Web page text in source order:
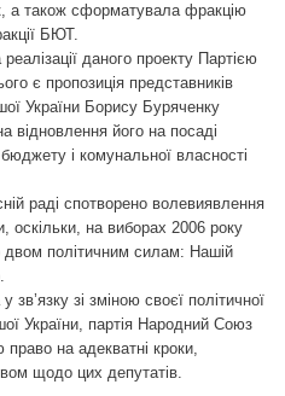
а також сформатувала фракцію
БЮТ.
даного проекту Партією
є пропозиція представників
України Борису Буряченку
відновлення його на посаді
бюджету і комунальної власності
раді спотворено волевиявлення
оскільки, на виборах 2006 року
двом політичним силам: Нашій
зі зміною своєї політичної
України, партія Народний Союз
на адекватні кроки,
щодо цих депутатів.